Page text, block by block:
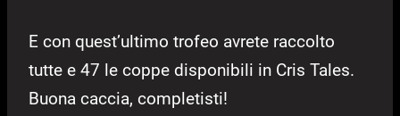
E con quest’ultimo trofeo avrete raccolto
tutte e 47 le coppe disponibili in Cris Tales.
Buona caccia, completisti!